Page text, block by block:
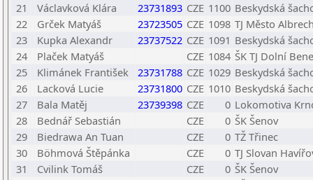
21
Václavková Klára 23731893 CZE 1100 Beskydská
22
Grček Matyáš 23723505 CZE 1098 TJ Město
23
Kupka Alexandr 23737522 CZE 1091 Beskydská
24
Plaček Matyáš CZE 1084 ŠK TJ Dolní
25
Klimánek František 23731788 CZE 1029 Beskydská
26
Lacková Lucie 23731800 CZE 1010 Beskydská
27
Bala Matěj 23739398 CZE 0 Lokomotiva
28
Bednář Sebastián CZE 0 ŠK Šenov
29
Biedrawa An Tuan CZE 0 TŽ Třinec
30
Böhmová Štěpánka CZE 0 TJ Slovan
31
Cvilink Tomáš CZE 0 ŠK Šenov